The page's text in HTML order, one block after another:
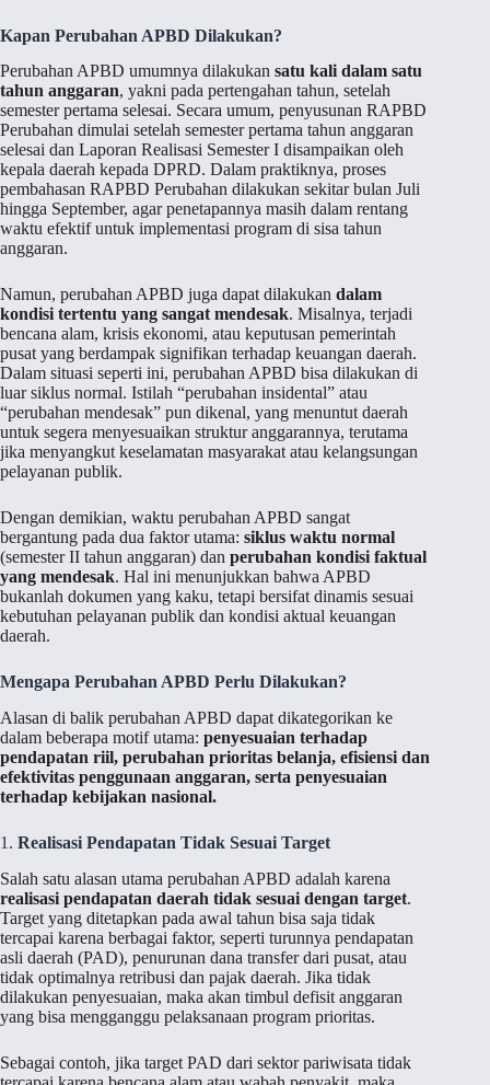
Kapan Perubahan APBD Dilakukan?
Perubahan APBD umumnya dilakukan satu kali dalam satu
tahun anggaran, yakni pada pertengahan tahun, setelah
semester pertama selesai. Secara umum, penyusunan RAPBD
Perubahan dimulai setelah semester pertama tahun anggaran
selesai dan Laporan Realisasi Semester I disampaikan oleh
kepala daerah kepada DPRD. Dalam praktiknya, proses
pembahasan RAPBD Perubahan dilakukan sekitar bulan Juli
hingga September, agar penetapannya masih dalam rentang
waktu efektif untuk implementasi program di sisa tahun
anggaran.
Namun, perubahan APBD juga dapat dilakukan dalam
kondisi tertentu yang sangat mendesak. Misalnya, terjadi
bencana alam, krisis ekonomi, atau keputusan pemerintah
pusat yang berdampak signifikan terhadap keuangan daerah.
Dalam situasi seperti ini, perubahan APBD bisa dilakukan di
luar siklus normal. Istilah “perubahan insidental” atau
“perubahan mendesak” pun dikenal, yang menuntut daerah
untuk segera menyesuaikan struktur anggarannya, terutama
jika menyangkut keselamatan masyarakat atau kelangsungan
pelayanan publik.
Dengan demikian, waktu perubahan APBD sangat
bergantung pada dua faktor utama: siklus waktu normal
(semester II tahun anggaran) dan perubahan kondisi faktual
yang mendesak. Hal ini menunjukkan bahwa APBD
bukanlah dokumen yang kaku, tetapi bersifat dinamis sesuai
kebutuhan pelayanan publik dan kondisi aktual keuangan
daerah.
Mengapa Perubahan APBD Perlu Dilakukan?
Alasan di balik perubahan APBD dapat dikategorikan ke
dalam beberapa motif utama: penyesuaian terhadap
pendapatan riil, perubahan prioritas belanja, efisiensi dan
efektivitas penggunaan anggaran, serta penyesuaian
terhadap kebijakan nasional.
1. Realisasi Pendapatan Tidak Sesuai Target
Salah satu alasan utama perubahan APBD adalah karena
realisasi pendapatan daerah tidak sesuai dengan target.
Target yang ditetapkan pada awal tahun bisa saja tidak
tercapai karena berbagai faktor, seperti turunnya pendapatan
asli daerah (PAD), penurunan dana transfer dari pusat, atau
tidak optimalnya retribusi dan pajak daerah. Jika tidak
dilakukan penyesuaian, maka akan timbul defisit anggaran
yang bisa mengganggu pelaksanaan program prioritas.
Sebagai contoh, jika target PAD dari sektor pariwisata tidak